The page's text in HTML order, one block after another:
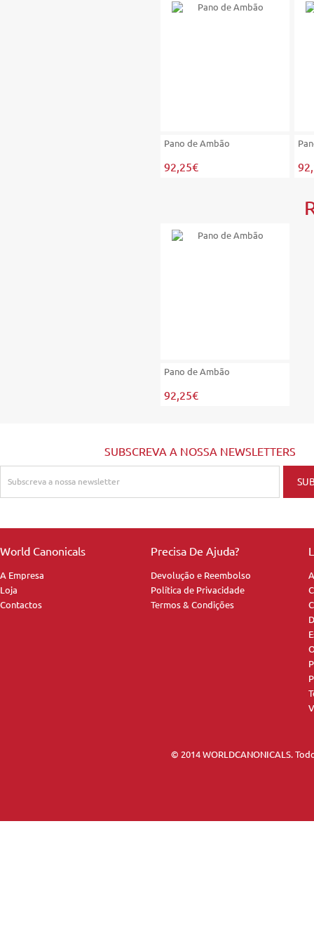
Pano de Ambão
92,25€
Pano de Ambão
92,25€
SUBSCREVA A NOSSA NEWSLETTERS
World Canonicals
A Empresa
Loja
Contactos
Precisa De Ajuda?
Devolução e Reembolso
Política de Privacidade
Termos & Condições
© 2014 WORLDCANONICALS.